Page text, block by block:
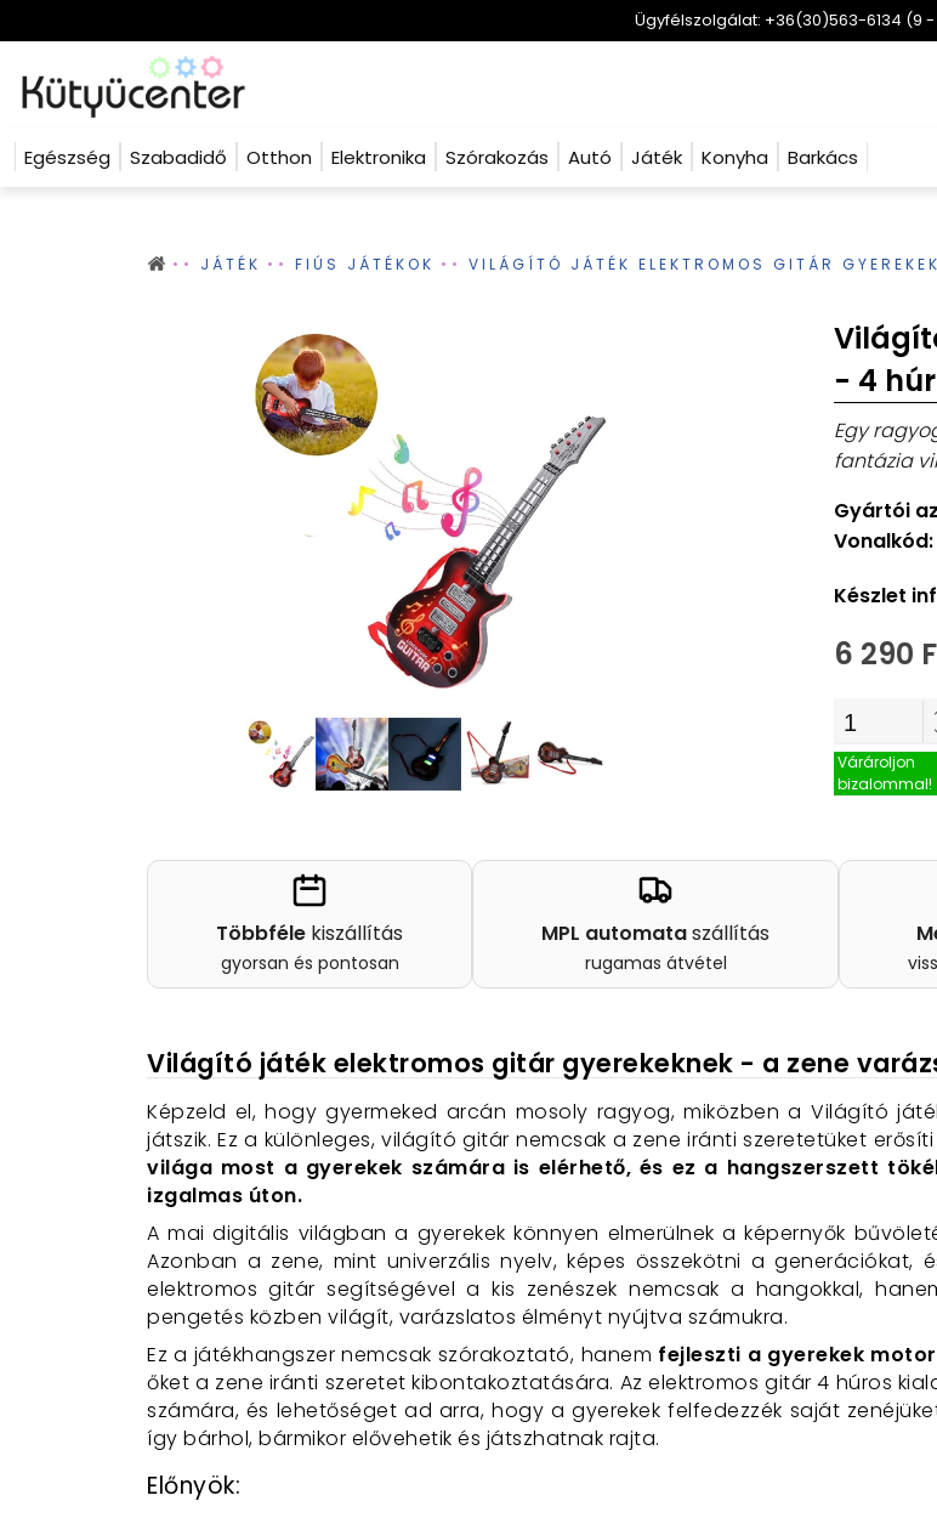
Ügyfélszolgálat: +36(30)563-6134 (9 -
Egészség Szabadidő Otthon Elektronika Szórakozás Autó Játék Konyha Barkács
JÁTÉK FIÚS JÁTÉKOK VILÁGÍTÓ JÁTÉK ELEKTROMOS GITÁR
- 4
Egy
fantázia
Gyártói
Vonalkód:
Készlet
6 290
Várároljon
bizalommal!
Többféle kiszállítás
gyorsan és pontosan
MPL automataszállítás
rugamas átvétel
Világító játék elektromos gitár gyerekeknek - a zene
Képzeld el, hogy gyermeked arcán mosoly ragyog, miközben a Világító
játszik. Ez a különleges, világító gitár nemcsak a zene iránti szeretetüket
világa most a gyerekek számára is elérhető, és ez a hangszerszett
izgalmas úton.
A mai digitális világban a gyerekek könnyen elmerülnek a képernyők
Azonban a zene, mint univerzális nyelv, képes összekötni a generációkat,
elektromos gitár segítségével a kis zenészek nemcsak a hangokkal,
pengetés közben világít, varázslatos élményt nyújtva számukra.
Ez a játékhangszer nemcsak szórakoztató, hanem fejleszti a gyerekek
őket a zene iránti szeretet kibontakoztatására. Az elektromos gitár 4 húros
számára, és lehetőséget ad arra, hogy a gyerekek felfedezzék saját
így bárhol, bármikor elővehetik és játszhatnak rajta.
Előnyök: